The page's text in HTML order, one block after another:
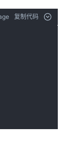
复制代码